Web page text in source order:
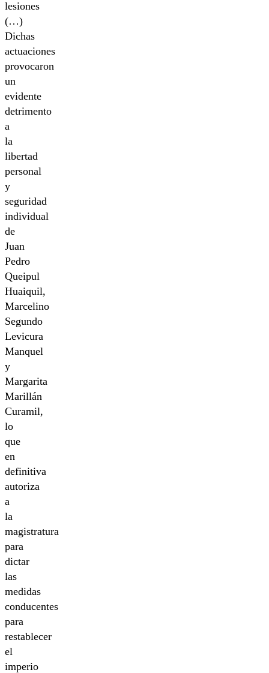
lesiones
(…)
Dichas
actuaciones
provocaron
un
evidente
detrimento
a
la
libertad
personal
y
seguridad
individual
de
Juan
Pedro
Queipul
Huaiquil,
Marcelino
Segundo
Levicura
Manquel
y
Margarita
Marillán
Curamil,
lo
que
en
definitiva
autoriza
a
la
magistratura
para
dictar
las
medidas
conducentes
para
restablecer
el
imperio